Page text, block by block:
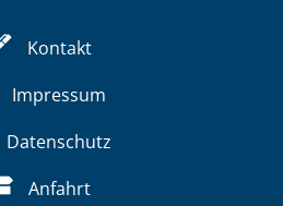
Kontakt
Impressum
Datenschutz
Anfahrt